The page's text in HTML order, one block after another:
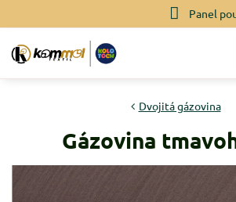
Panel
Dvojitá gázovina
Gázovina